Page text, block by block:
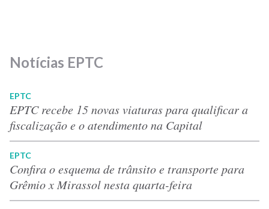
Notícias EPTC
EPTC
EPTC recebe 15 novas viaturas para qualificar a
fiscalização e o atendimento na Capital
EPTC
Confira o esquema de trânsito e transporte para
Grêmio x Mirassol nesta quarta-feira